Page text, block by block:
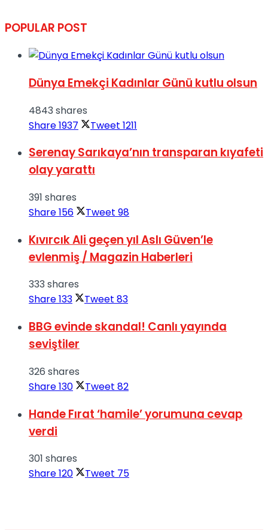
POPULAR POST
Dünya Emekçi Kadınlar Günü kutlu olsun
4843 shares
Share1937 Tweet 1211
Serenay Sarıkaya’nın transparan kıyafeti
olay yarattı
391 shares
Share156 Tweet 98
Kıvırcık Ali geçen yıl Aslı Güven’le
evlenmiş / Magazin Haberleri
333 shares
Share133 Tweet 83
BBG evinde skandal! Canlı yayında
seviştiler
326 shares
Share130 Tweet 82
Hande Fırat ‘hamile’ yorumuna cevap
verdi
301 shares
Share120 Tweet 75